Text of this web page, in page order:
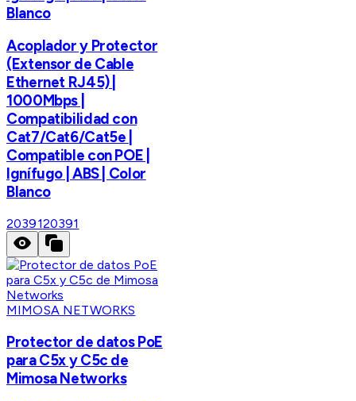
Blanco
Acoplador y Protector
(Extensor de Cable
Ethernet RJ45) |
1000Mbps |
Compatibilidad con
Cat7/Cat6/Cat5e |
Compatible con POE |
Ignífugo | ABS | Color
Blanco
2039120391
MIMOSA NETWORKS
Protector de datos PoE
para C5x y C5c de
Mimosa Networks